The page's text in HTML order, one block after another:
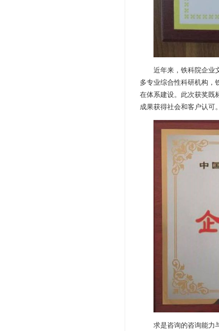
近年来，铁科院企业
多专业综合性科研机构，
在体系建设。此次获奖既
成果获得社会和客户认可
求是咨询的咨询能力